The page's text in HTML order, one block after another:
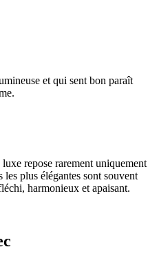
et qui sent bon paraît
repose rarement uniquement
plus élégantes sont souvent
harmonieux et apaisant.